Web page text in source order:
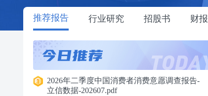
推荐报告 行业研究 招股书 财报
2026年二季度中国消费者消费意愿调查报告-
立信数据-202607.pdf